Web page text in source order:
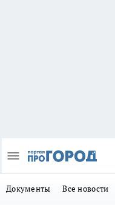
Документы Все новости